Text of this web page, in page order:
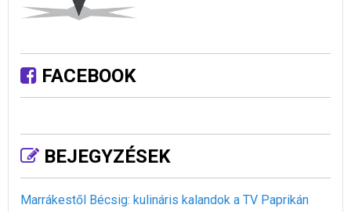
FACEBOOK
BEJEGYZÉSEK
Marrákestől Bécsig: kulináris kalandok a TV Paprikán